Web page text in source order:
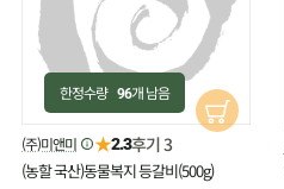
한정수량 96개 남음
(주)미앤미 ★2.3후기 3
(농할 국산)동물복지 등갈비(500g)